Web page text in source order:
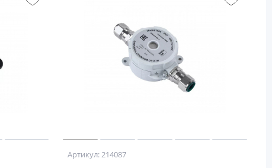
Артикул: 214087